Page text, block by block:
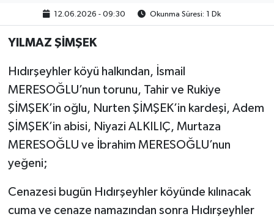
12.06.2026 - 09:30 Okunma Süresi: 1 Dk
YILMAZ ŞİMŞEK
Hıdırşeyhler köyü halkından, İsmail
MERESOĞLU’nun torunu, Tahir ve Rukiye
ŞİMŞEK’in oğlu, Nurten ŞİMŞEK’in kardeşi, Adem
ŞİMŞEK’in abisi, Niyazi ALKILIÇ, Murtaza
MERESOĞLU ve İbrahim MERESOĞLU’nun
yeğeni;
Cenazesi bugün Hıdırşeyhler köyünde kılınacak
cuma ve cenaze namazından sonra Hıdırşeyhler